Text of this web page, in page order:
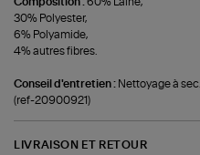
30% Polyester,
6% Polyamide,
4% autres fibres.
Conseil d'entretien : Nettoyage à sec.
(ref-20900921)
LIVRAISON ET RETOUR